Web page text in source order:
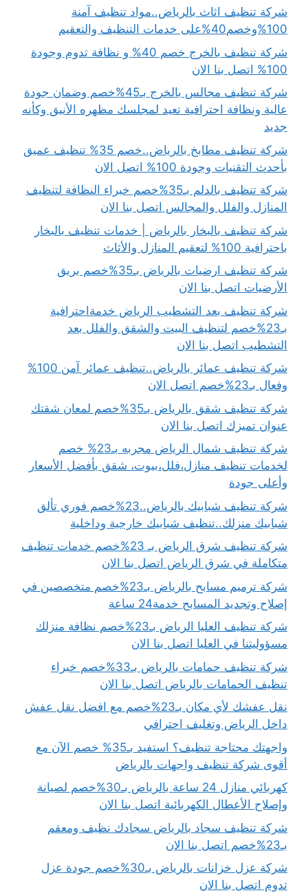
شركة تنظيف اثاث بالرياض..مواد تنظيف آمنة
100%وخصم40%على خدمات التنظيف والتعقيم
شركة تنظيف بالخرج خصم 40% و نظافة تدوم وجودة
100% اتصل بنا الان
شركة تنظيف مجالس بالخرج بـ45%خصم وضمان جودة
عالية ونظافة احترافية تعيد لمجلسك مظهره الأنيق وكأنه
جديد
شركة تنظيف مطابخ بالرياض..خصم 35% تنظيف عميق
بأحدث التقنيات وجودة 100% اتصل الان
شركة تنظيف بالدلم بـ35%خصم خبراء النظافة لتنظيف
المنازل والفلل والمجالس اتصل بنا الان
شركة تنظيف بالبخار بالرياض | خدمات تنظيف بالبخار
باحترافية 100% لتعقيم المنازل والأثاث
شركة تنظيف ارضيات بالرياض بـ35%خصم بريق
الأرضيات اتصل بنا الان
شركة تنظيف بعد التشطيب الرياض خدمةاحترافية
بـ23%خصم لتنظيف البيت والشقق والفلل بعد
التشطيب اتصل بنا الان
شركة تنظيف عمائر بالرياض..تنظيف عمائر آمن 100%
وفعال بـ23%خصم اتصل الان
شركة تنظيف شقق بالرياض بـ35%خصم لمعان شقتك
عنوان تميزك اتصل بنا الان
شركة تنظيف شمال الرياض مجربه بـ23% خصم
لخدمات تنظيف منازل،فلل،بيوت، شقق بأفضل الأسعار
وأعلى جودة
شركة تنظيف شبابيك بالرياض..23%خصم فوري تألق
شبابيك منزلك..تنظيف شبابيك خارجية وداخلية
شركة تنظيف شرق الرياض بـ 23%خصم خدمات تنظيف
متكاملة في شرق الرياض اتصل بنا الان
شركة ترميم مسابح بالرياض بـ23%خصم متخصصين في
إصلاح وتجديد المسابح خدمة24 ساعة
شركة تنظيف العليا الرياض بـ23%خصم نظافة منزلك
مسؤوليتنا في العليا اتصل بنا الان
شركة تنظيف حمامات بالرياض بـ33%خصم خبراء
تنظيف الحمامات بالرياض اتصل بنا الان
نقل عفشك لأي مكان بـ23%خصم مع افضل نقل عفش
داخل الرياض وتغليف احترافي
واجهتك محتاجة تنظيف؟ استفيد بـ35% خصم الآن مع
أقوى شركة تنظيف واجهات بالرياض
كهربائي منازل 24 ساعة بالرياض بـ30%خصم لصيانة
وإصلاح الأعطال الكهربائية اتصل بنا الان
شركة تنظيف سجاد بالرياض سجادك نظيف ومعقم
بـ23%خصم اتصل بنا الان
شركة عزل خزانات بالرياض بـ30%خصم جودة عزل
تدوم اتصل بنا الان